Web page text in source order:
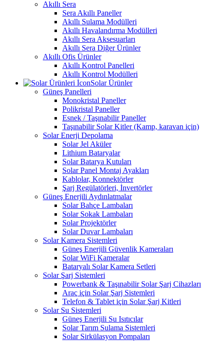
Akıllı Sera
Sera Akıllı Paneller
Akıllı Sulama Modülleri
Akıllı Havalandırma Modülleri
Akıllı Sera Aksesuarları
Akıllı Sera Diğer Ürünler
Akıllı Ofis Ürünler
Akıllı Kontrol Panelleri
Akıllı Kontrol Modülleri
Solar Ürünler
Güneş Panelleri
Monokristal Paneller
Polikristal Paneller
Esnek / Taşınabilir Paneller
Taşınabilir Solar Kitler (Kamp, karavan için)
Solar Enerji Depolama
Solar Jel Aküler
Lithium Bataryalar
Solar Batarya Kutuları
Solar Panel Montaj Ayakları
Kablolar, Konnektörler
Şarj Regülatörleri, İnvertörler
Güneş Enerjili Aydınlatmalar
Solar Bahçe Lambaları
Solar Sokak Lambaları
Solar Projektörler
Solar Duvar Lambaları
Solar Kamera Sistemleri
Güneş Enerjili Güvenlik Kameraları
Solar WiFi Kameralar
Bataryalı Solar Kamera Setleri
Solar Şarj Sistemleri
Powerbank & Taşınabilir Solar Şarj Cihazları
Araç için Solar Şarj Sistemleri
Telefon & Tablet için Solar Şarj Kitleri
Solar Su Sistemleri
Güneş Enerjili Su Isıtıcılar
Solar Tarım Sulama Sistemleri
Solar Sirkülasyon Pompaları